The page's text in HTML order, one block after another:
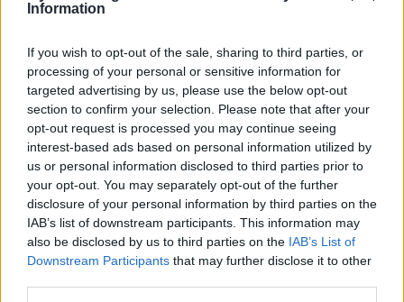
Information
If you wish to opt-out of the sale, sharing to third parties, or
processing of your personal or sensitive information for
targeted advertising by us, please use the below opt-out
section to confirm your selection. Please note that after your
opt-out request is processed you may continue seeing
interest-based ads based on personal information utilized by
us or personal information disclosed to third parties prior to
your opt-out. You may separately opt-out of the further
disclosure of your personal information by third parties on the
IAB’s list of downstream participants. This information may
also be disclosed by us to third parties on the IAB’s List of
Downstream Participants that may further disclose it to other
T. Barnett: Gyilkosság a Garda-tónál 12.
rész
T. szereti a fiatal lányokat 13. rész
Minka 10. rész